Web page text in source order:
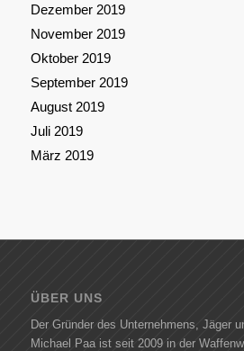
Dezember 2019
November 2019
Oktober 2019
September 2019
August 2019
Juli 2019
März 2019
ÜBER UNS
Der Gründer des Unternehmens, Jäger
Michael Paa ist seit 2009 in der